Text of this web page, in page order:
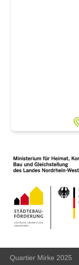
Quartier Mirke 2025